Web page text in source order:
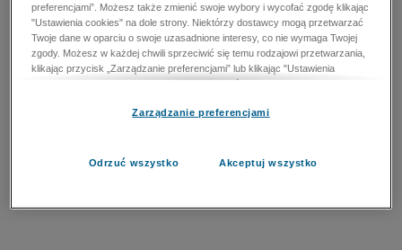
preferencjami”. Możesz także zmienić swoje wybory i wycofać zgodę klikając
"Ustawienia cookies" na dole strony. Niektórzy dostawcy mogą przetwarzać
Twoje dane w oparciu o swoje uzasadnione interesy, co nie wymaga Twojej
zgody. Możesz w każdej chwili sprzeciwić się temu rodzajowi przetwarzania,
klikając przycisk „Zarządzanie preferencjami” lub klikając "Ustawienia
cookies" na dole strony. Nie możesz sprzeciwić się przetwarzaniu przez
zapobiegania oszustwom i naprawiania błędów, a w tym celu mogą zostać
przetwarzaniu danych osobowych w celu dostarczania i prezentacji reklam i
Zarządzanie preferencjami
Odrzuć wszystko Akceptuj wszystko